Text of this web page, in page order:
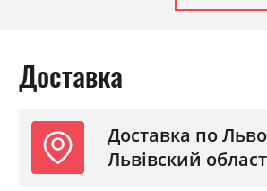
Доставка
Доставка по
Львівский